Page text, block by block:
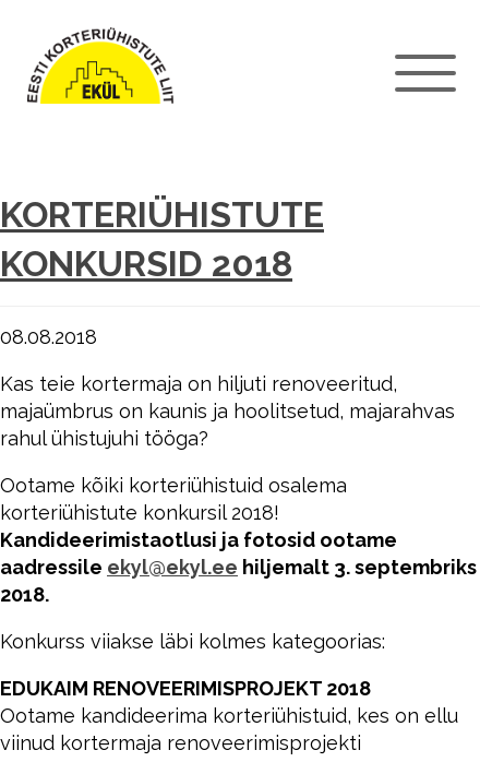
KORTERIÜHISTUTE
KONKURSID 2018
08.08.2018
Kas teie kortermaja on hiljuti renoveeritud,
majaümbrus on kaunis ja hoolitsetud, majarahvas
rahul ühistujuhi tööga?
Ootame kõiki korteriühistuid osalema
korteriühistute konkursil 2018!
Kandideerimistaotlusi ja fotosid ootame
aadressile ekyl@ekyl.ee hiljemalt 3. septembriks
2018.
Konkurss viiakse läbi kolmes kategoorias:
EDUKAIM RENOVEERIMISPROJEKT 2018
Ootame kandideerima korteriühistuid, kes on ellu
viinud kortermaja renoveerimisprojekti